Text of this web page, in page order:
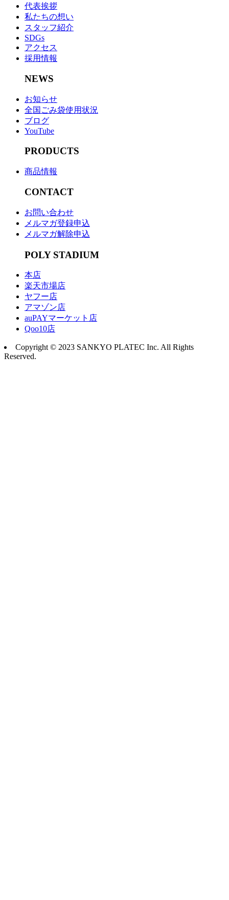
代表挨拶
私たちの想い
スタッフ紹介
SDGs
アクセス
採用情報
NEWS
お知らせ
全国ごみ袋使用状況
ブログ
YouTube
PRODUCTS
商品情報
CONTACT
お問い合わせ
メルマガ登録申込
メルマガ解除申込
POLY STADIUM
本店
楽天市場店
ヤフー店
アマゾン店
auPAYマーケット店
Qoo10店
Copyright © 2023 SANKYO PLATEC Inc. All Rights
Reserved.